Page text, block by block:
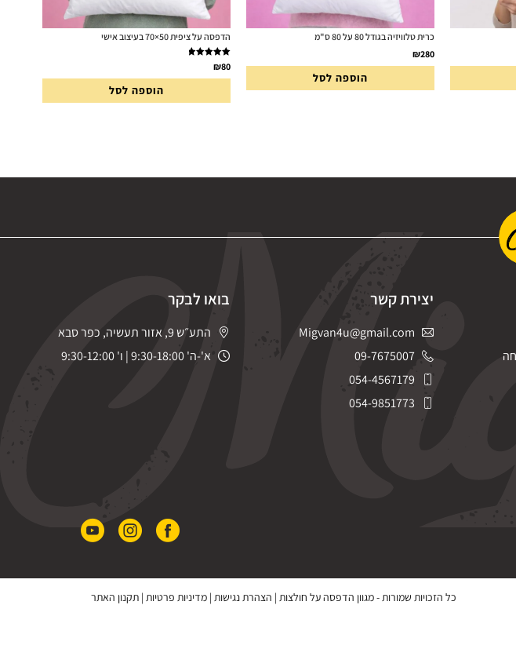
כרית טלוויזיה בגודל 80 על 80 ס"מ
₪280
הוספה לסל
הדפסה על ציפית 50×70 בעיצוב אישי
דורג5.00₪80
הוספה לסל
יצירת קשר
Migvan4u@gmail.com
09-7675007
054-4567179
054-9851773
בואו לבקר
התע״ש 9, אזור תעשיה, כפר סבא
א'-ה' 9:30-18:00 | ו' 9:30-12:00
כל הזכויות שמורות -מגוון הדפסה על חולצות | הצהרת נגישות |מדיניות פרטיות |תקנון האתר